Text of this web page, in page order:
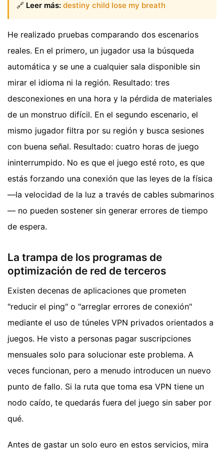
🔗 Leer más: destiny child lose my breath
He realizado pruebas comparando dos escenarios
reales. En el primero, un jugador usa la búsqueda
automática y se une a cualquier sala disponible sin
mirar el idioma ni la región. Resultado: tres
desconexiones en una hora y la pérdida de materiales
de un monstruo difícil. En el segundo escenario, el
mismo jugador filtra por su región y busca sesiones
con buena señal. Resultado: cuatro horas de juego
ininterrumpido. No es que el juego esté roto, es que
estás forzando una conexión que las leyes de la física
—la velocidad de la luz a través de cables submarinos
— no pueden sostener sin generar errores de tiempo
de espera.
La trampa de los programas de
optimización de red de terceros
Existen decenas de aplicaciones que prometen
"reducir el ping" o "arreglar errores de conexión"
mediante el uso de túneles VPN privados orientados a
juegos. He visto a personas pagar suscripciones
mensuales solo para solucionar este problema. A
veces funcionan, pero a menudo introducen un nuevo
punto de fallo. Si la ruta que toma esa VPN tiene un
nodo caído, te quedarás fuera del juego sin saber por
qué.
Antes de gastar un solo euro en estos servicios, mira